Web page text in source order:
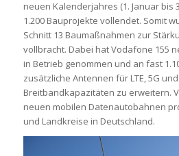
neuen Kalenderjahres (1. Januar bis
1.200 Bauprojekte vollendet. Somit
Schnitt 13 Baumaßnahmen zur
vollbracht. Dabei hat Vodafone 155
in Betrieb genommen und an fast
zusätzliche Antennen für LTE, 5G
Breitbandkapazitäten zu erweitern.
neuen mobilen Datenautobahnen
und Landkreise in Deutschland.